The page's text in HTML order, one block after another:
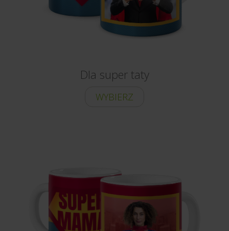
Dla super taty
WYBIERZ